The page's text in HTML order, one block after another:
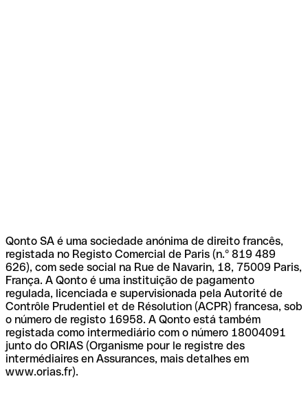
Qonto SA é uma sociedade anónima de direito francês,
registada no Registo Comercial de Paris (n.º 819 489
626), com sede social na Rue de Navarin, 18, 75009 Paris,
França. A Qonto é uma instituição de pagamento
regulada, licenciada e supervisionada pela Autorité de
Contrôle Prudentiel et de Résolution (ACPR) francesa, sob
o número de registo 16958. A Qonto está também
registada como intermediário com o número 18004091
junto do ORIAS (Organisme pour le registre des
intermédiaires en Assurances, mais detalhes em
www.orias.fr).